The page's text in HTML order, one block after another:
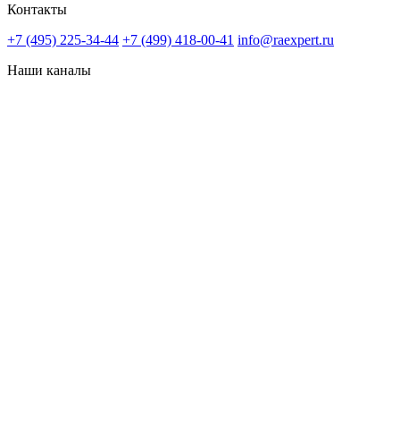
Контакты
+7 (495) 225-34-44 +7 (499) 418-00-41 info@raexpert.ru
Наши каналы